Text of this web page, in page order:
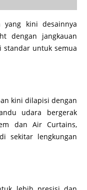
kini desainnya
dengan jangkauan
standar untuk semua
kini dilapisi dengan
udara bergerak
dan Air Curtains,
sekitar lengkungan